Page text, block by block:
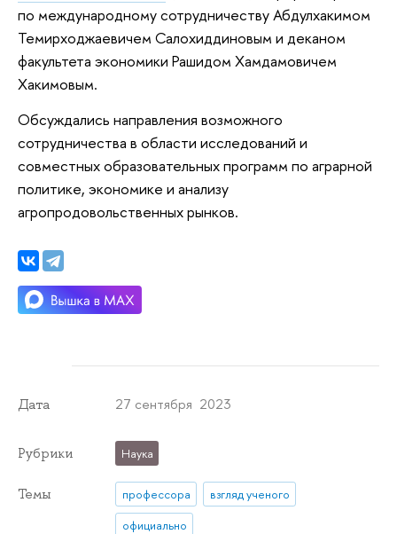
по международному сотрудничеству Абдулхакимом
Темирходжаевичем Салохиддиновым и деканом
факультета экономики Рашидом Хамдамовичем
Хакимовым.
Обсуждались направления возможного
сотрудничества в области исследований и
совместных образовательных программ по аграрной
политике, экономике и анализу
агропродовольственных рынков.
Дата 27 сентября 2023
Рубрики Наука
Темы профессора
взгляд ученого
официально